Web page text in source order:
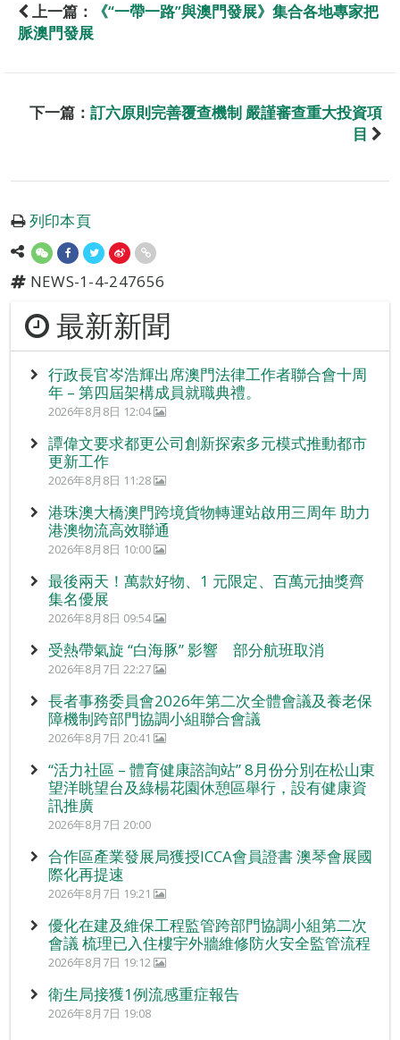
上一篇：
《“一帶一路”與澳門發展》集合各地專家把
脈澳門發展
下一篇： 訂六原則完善覆查機制 嚴謹審查重大投資項
目
列印本頁
NEWS-1-4-247656
最新新聞
行政長官岑浩輝出席澳門法律工作者聯合會十周
年 – 第四屆架構成員就職典禮。
2026年8月8日 12:04
譚偉文要求都更公司創新探索多元模式推動都市
更新工作
2026年8月8日 11:28
港珠澳大橋澳門跨境貨物轉運站啟用三周年 助力
港澳物流高效聯通
2026年8月8日 10:00
最後兩天！萬款好物、1 元限定、百萬元抽獎齊
集名優展
2026年8月8日 09:54
受熱帶氣旋 “白海豚” 影響 部分航班取消
2026年8月7日 22:27
長者事務委員會2026年第二次全體會議及養老保
障機制跨部門協調小組聯合會議
2026年8月7日 20:41
“活力社區 – 體育健康諮詢站” 8月份分別在松山東
望洋眺望台及綠楊花園休憩區舉行，設有健康資
訊推廣
2026年8月7日 20:00
合作區產業發展局獲授ICCA會員證書 澳琴會展國
際化再提速
2026年8月7日 19:21
優化在建及維保工程監管跨部門協調小組第二次
會議 梳理已入住樓宇外牆維修防火安全監管流程
2026年8月7日 19:12
衛生局接獲1例流感重症報告
2026年8月7日 19:08